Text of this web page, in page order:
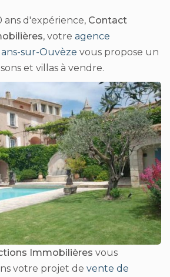
d'expérience, Contact
, votre agence
sur-Ouvèze vous propose un
et villas à vendre.
Immobilières vous
votre projet de vente de